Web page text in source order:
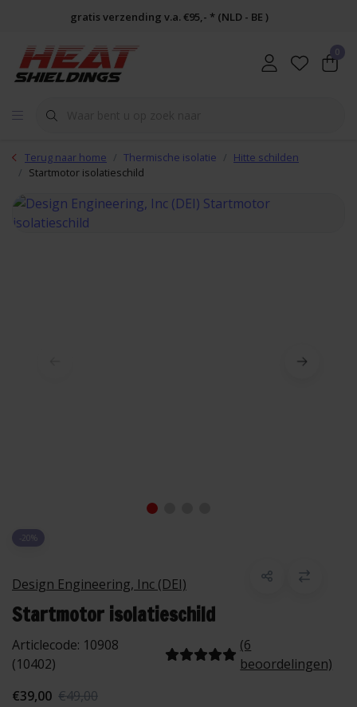
gratis verzending v.a. €95,- * (NLD - BE )
0
Terug naar home Thermische isolatie
Hitte schilden
Startmotor isolatieschild
-20%
Design Engineering, Inc (DEI)
Startmotor isolatieschild
Articlecode: 10908
(10402)
(6
beoordelingen)
€39,00 €49,00